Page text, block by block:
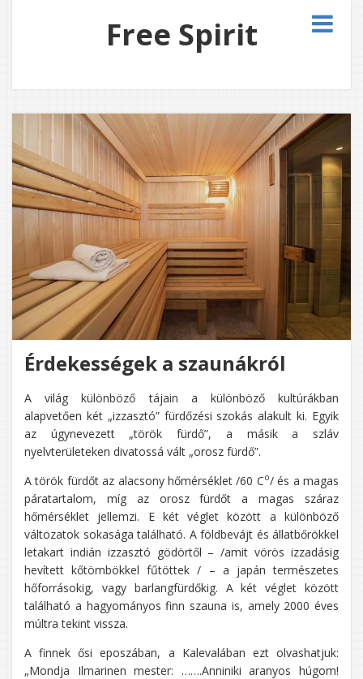
Free Spirit
Érdekességek a szaunákról
A világ különböző tájain a különböző kultúrákban
alapvetően két „izzasztó” fürdőzési szokás alakult ki. Egyik
az úgynevezett „török fürdő”, a másik a szláv
nyelvterületeken divatossá vált „orosz fürdő”.
A török fürdőt az alacsony hőmérséklet /60 Co/ és a magas
páratartalom, míg az orosz fürdőt a magas száraz
hőmérséklet jellemzi. E két véglet között a különböző
változatok sokasága található. A földbevájt és állatbőrökkel
letakart indián izzasztó gödörtől – /amit vörös izzadásig
hevített kőtömbökkel fűtöttek / – a japán természetes
hőforrásokig, vagy barlangfürdőkig. A két véglet között
található a hagyományos finn szauna is, amely 2000 éves
múltra tekint vissza.
A finnek ősi eposzában, a Kalevalában ezt olvashatjuk:
„Mondja Ilmarinen mester: …….Anniniki aranyos húgom!